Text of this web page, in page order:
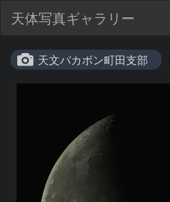
天体写真ギャラリー
天文バカボン町田支部